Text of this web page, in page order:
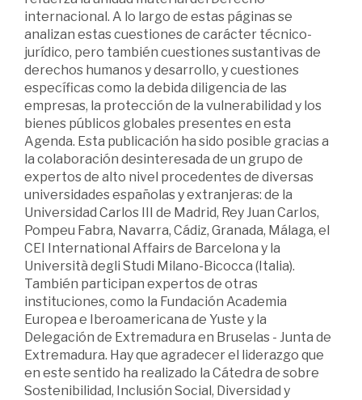
internacional. A lo largo de estas páginas se
analizan estas cuestiones de carácter técnico-
jurídico, pero también cuestiones sustantivas de
derechos humanos y desarrollo, y cuestiones
específicas como la debida diligencia de las
empresas, la protección de la vulnerabilidad y los
bienes públicos globales presentes en esta
Agenda. Esta publicación ha sido posible gracias a
la colaboración desinteresada de un grupo de
expertos de alto nivel procedentes de diversas
universidades españolas y extranjeras: de la
Universidad Carlos III de Madrid, Rey Juan Carlos,
Pompeu Fabra, Navarra, Cádiz, Granada, Málaga, el
CEI International Affairs de Barcelona y la
Università degli Studi Milano-Bicocca (Italia).
También participan expertos de otras
instituciones, como la Fundación Academia
Europea e Iberoamericana de Yuste y la
Delegación de Extremadura en Bruselas - Junta de
Extremadura. Hay que agradecer el liderazgo que
en este sentido ha realizado la Cátedra de sobre
Sostenibilidad, Inclusión Social, Diversidad y